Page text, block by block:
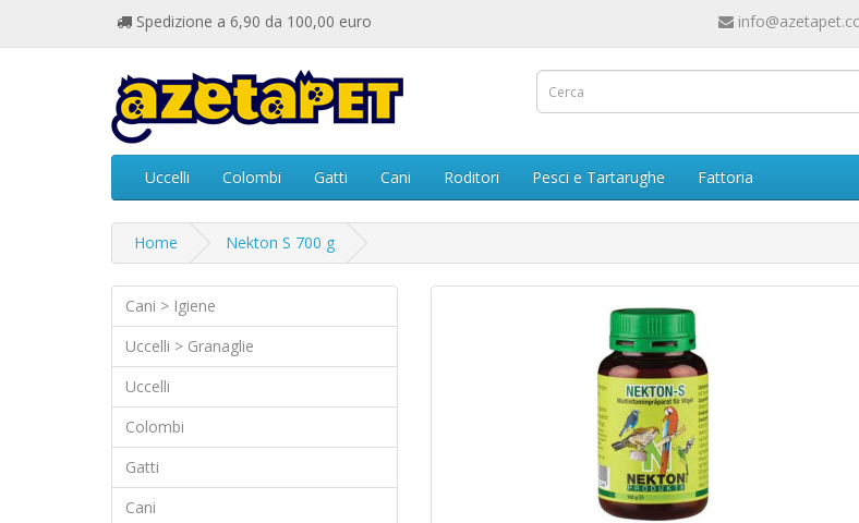
Spedizione a 6,90 da 100,00 euro
Uccelli Colombi Gatti Cani Roditori Pesci e Tartarughe Fattoria
Home Nekton S 700 g
Cani > Igiene
Uccelli > Granaglie
Uccelli
Colombi
Gatti
Cani